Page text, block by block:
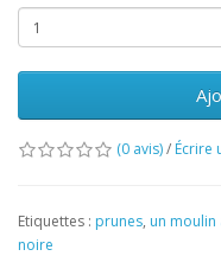
(0 avis)/ Écrire
Etiquettes : prunes, un moulin
noire